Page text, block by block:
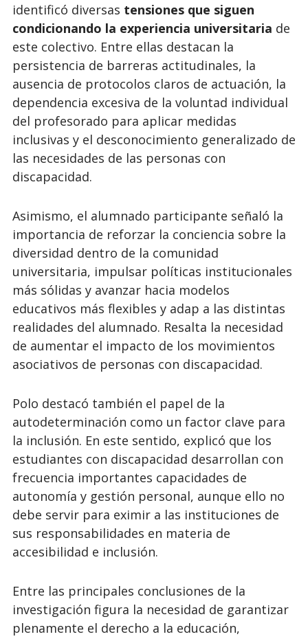
identificó diversas tensiones que siguen
condicionando la experiencia universitaria de
este colectivo. Entre ellas destacan la
persistencia de barreras actitudinales, la
ausencia de protocolos claros de actuación, la
dependencia excesiva de la voluntad individual
del profesorado para aplicar medidas
inclusivas y el desconocimiento generalizado de
las necesidades de las personas con
discapacidad.
Asimismo, el alumnado participante señaló la
importancia de reforzar la conciencia sobre la
diversidad dentro de la comunidad
universitaria, impulsar políticas institucionales
más sólidas y avanzar hacia modelos
educativos más flexibles y adap a las distintas
realidades del alumnado. Resalta la necesidad
de aumentar el impacto de los movimientos
asociativos de personas con discapacidad.
Polo destacó también el papel de la
autodeterminación como un factor clave para
la inclusión. En este sentido, explicó que los
estudiantes con discapacidad desarrollan con
frecuencia importantes capacidades de
autonomía y gestión personal, aunque ello no
debe servir para eximir a las instituciones de
sus responsabilidades en materia de
accesibilidad e inclusión.
Entre las principales conclusiones de la
investigación figura la necesidad de garantizar
plenamente el derecho a la educación,